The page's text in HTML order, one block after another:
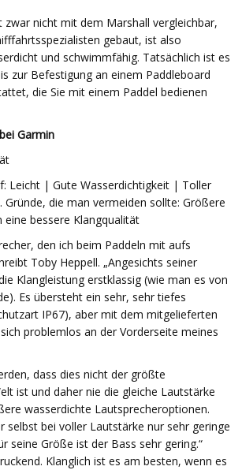
zwar nicht mit dem Marshall vergleichbar,
gebaut, ist also
und schwimmfähig. Tatsächlich ist es
zur Befestigung an einem Paddleboard
die Sie mit einem Paddel bedienen
Garmin
Leicht | Gute Wasserdichtigkeit | Toller
Gründe, die man vermeiden sollte: Größere
eine bessere Klangqualität
den ich beim Paddeln mit aufs
Toby Heppell. „Angesichts seiner
Klangleistung erstklassig (wie man es von
Es übersteht ein sehr, sehr tiefes
IP67), aber mit dem mitgelieferten
problemlos an der Vorderseite meines
dass dies nicht der größte
ist und daher nie die gleiche Lautstärke
wasserdichte Lautsprecheroptionen.
selbst bei voller Lautstärke nur sehr geringe
seine Größe ist der Bass sehr gering.“
Klanglich ist es am besten, wenn es